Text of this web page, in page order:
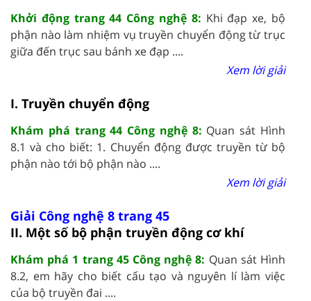
Khởi động trang 44 Công nghệ 8: Khi đạp xe, bộ
phận nào làm nhiệm vụ truyền chuyển động từ trục
giữa đến trục sau bánh xe đạp ....
Xem lời giải
I. Truyền chuyển động
Khám phá trang 44 Công nghệ 8: Quan sát Hình
8.1 và cho biết: 1. Chuyển động được truyền từ bộ
phận nào tới bộ phận nào ....
Xem lời giải
Giải Công nghệ 8 trang 45
II. Một số bộ phận truyền động cơ khí
Khám phá 1 trang 45 Công nghệ 8: Quan sát Hình
8.2, em hãy cho biết cấu tạo và nguyên lí làm việc
của bộ truyền đai ....